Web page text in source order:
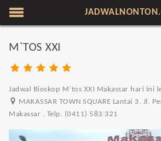
M`TOS XXI
Jadwal Bioskop M`tos XXI Makassar hari ini
MAKASSAR TOWN SQUARE Lantai 3. Jl.
Makassar . Telp. (0411) 583 321